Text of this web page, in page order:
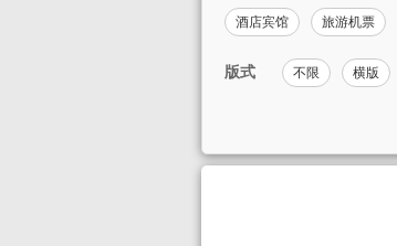
酒店宾馆 旅游机票
版式 不限 横版